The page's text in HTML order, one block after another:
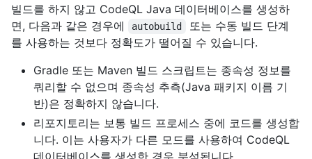
빌드를 하지 않고 CodeQL Java 데이터베이스를 생성하
면, 다음과 같은 경우에
autobuild
또는 수동 빌드 단계
를 사용하는 것보다 정확도가 떨어질 수 있습니다.
Gradle 또는 Maven 빌드 스크립트는 종속성 정보를
쿼리할 수 없으며 종속성 추측(Java 패키지 이름 기
반)은 정확하지 않습니다.
리포지토리는 보통 빌드 프로세스 중에 코드를 생성합
니다. 이는 사용자가 다른 모드를 사용하여 CodeQL
데이터베이스를 생성한 경우 분석됩니다.